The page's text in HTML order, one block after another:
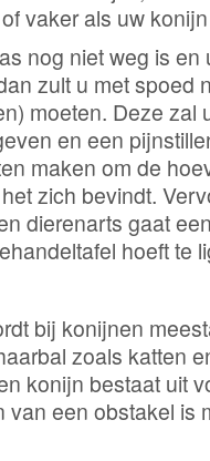
vaker als uw
nog niet weg is en
zult u met spoed
moeten. Deze zal
en een
maken om de
zich bevindt.
dierenarts gaat
hoeft te
bij konijnen
zoals katten
konijn bestaat uit
van een obstakel is